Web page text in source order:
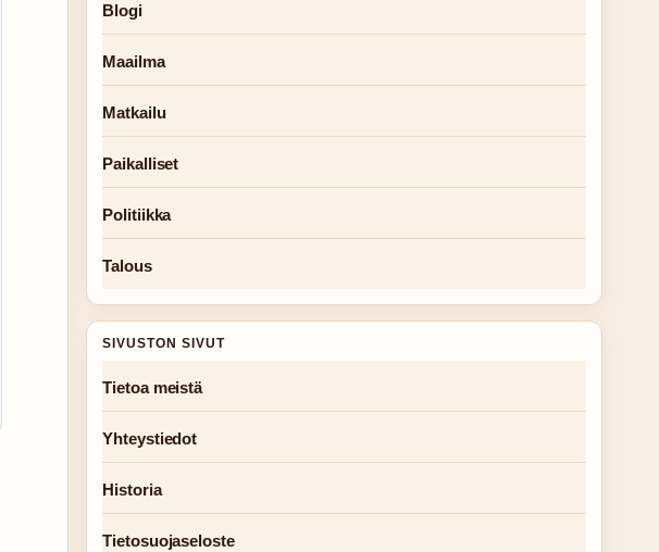
Blogi
Maailma
Matkailu
Paikalliset
Politiikka
Talous
SIVUSTON SIVUT
Tietoa meistä
Yhteystiedot
Historia
Tietosuojaseloste